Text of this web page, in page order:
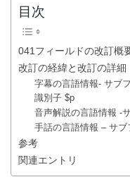
目次
041フィールドの改訂概
改訂の経緯と改訂の詳細
字幕の言語情報- サブ
識別子 $p
音声解説の言語情報 -
手話の言語情報 – サ
参考
関連エントリ